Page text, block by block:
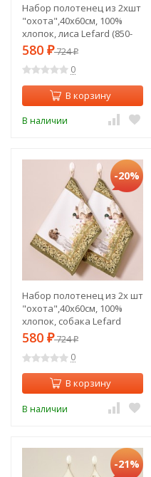
Набор полотенец из 2хшт
"охота",40х60см, 100%
хлопок, лиса Lefard (850-
751-61)
580 ₽724₽
0
В корзину
В наличии
-20%
Набор полотенец из 2х шт
"охота",40х60см, 100%
хлопок, собака Lefard
(850-751-6)
580 ₽724₽
0
В корзину
В наличии
-21%